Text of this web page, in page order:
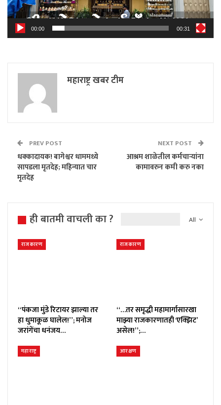
00:00 00:31
महाराष्ट्र खबर टीम
PREV POST
धक्कादायक! बागेश्वर धाममध्ये
सापडला मृतदेह; महिन्यात चार
मृतदेह
NEXT POST
आश्रम शाळेतील कर्मचाऱ्यांना
कामावरुन कमी करु नका
All
ही बातमी वाचली का ?
राजकारण
“पंकजा मुंडे रिटायर झाल्या तर
हा धुमाकूळ घालेल!”; मनोज
जरांगेंचा धनंजय…
राजकारण
“…तर समृद्धी महामार्गासारखा
माझ्या राजकारणातही ‘एक्झिट’
असेल!”;…
महाराष्ट्र आरक्षण